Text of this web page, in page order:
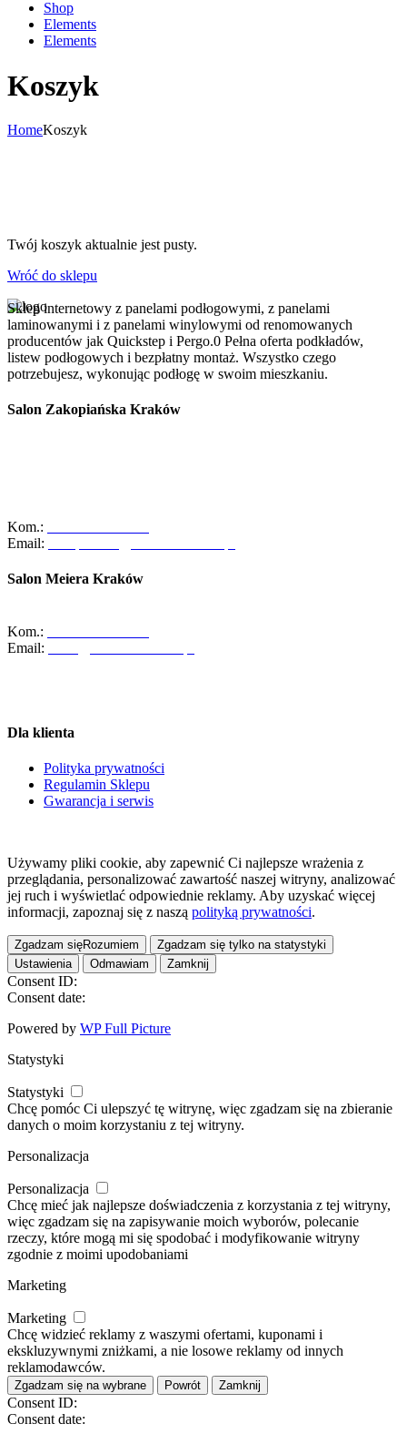
Shop
Elements
Elements
Koszyk
HomeKoszyk
Twój koszyk aktualnie jest pusty.
Wróć do sklepu
Sklep internetowy z panelami podłogowymi, z panelami
laminowanymi i z panelami winylowymi od renomowanych
producentów jak Quickstep i Pergo.0 Pełna oferta podkładów,
listew podłogowych i bezpłatny montaż. Wszystko czego
potrzebujesz, wykonując podłogę w swoim mieszkaniu.
Salon Zakopiańska Kraków
Kom.:
Email:
Salon Meiera Kraków
Kom.:
Email:
Dla klienta
Polityka prywatności
Regulamin Sklepu
Gwarancja i serwis
Używamy pliki cookie, aby zapewnić Ci najlepsze wrażenia z
przeglądania, personalizować zawartość naszej witryny, analizować
jej ruch i wyświetlać odpowiednie reklamy. Aby uzyskać więcej
informacji, zapoznaj się z naszą polityką prywatności.
Zgadzam sięRozumiem
Zgadzam się tylko na statystyki
Ustawienia
Odmawiam Zamknij
Consent ID:
Consent date:
Powered by WP Full Picture
Statystyki
Statystyki
Chcę pomóc Ci ulepszyć tę witrynę, więc zgadzam się na zbieranie
danych o moim korzystaniu z tej witryny.
Personalizacja
Personalizacja
Chcę mieć jak najlepsze doświadczenia z korzystania z tej witryny,
więc zgadzam się na zapisywanie moich wyborów, polecanie
rzeczy, które mogą mi się spodobać i modyfikowanie witryny
zgodnie z moimi upodobaniami
Marketing
Marketing
Chcę widzieć reklamy z waszymi ofertami, kuponami i
ekskluzywnymi zniżkami, a nie losowe reklamy od innych
reklamodawców.
Zgadzam się na wybrane Powrót Zamknij
Consent ID:
Consent date: